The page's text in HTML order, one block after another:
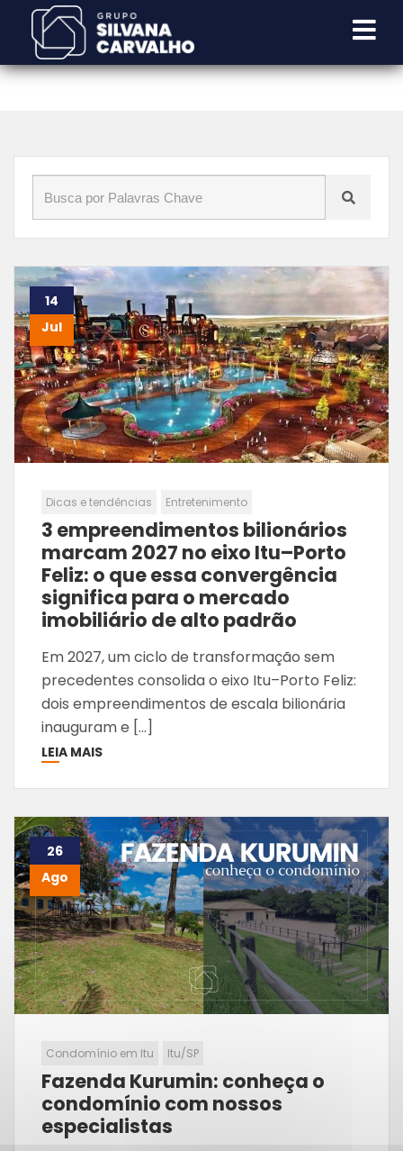
Início»Blog»casas em itu
14
Jul
Dicas e tendências Entretenimento
3 empreendimentos bilionários
marcam 2027 no eixo Itu–Porto
Feliz: o que essa convergência
significa para o mercado
imobiliário de alto padrão
Em 2027, um ciclo de transformação sem
precedentes consolida o eixo Itu–Porto Feliz:
dois empreendimentos de escala bilionária
inauguram e […]
LEIA MAIS
26
Ago
Condomínio em Itu Itu/SP
Fazenda Kurumin: conheça o
condomínio com nossos
especialistas